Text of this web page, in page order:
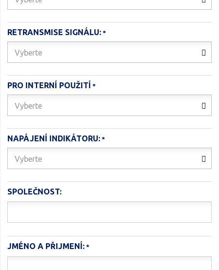
RETRANSMISE SIGNÁLU:
Vyberte
PRO INTERNÍ POUŽITÍ
Vyberte
NAPÁJENÍ INDIKÁTORU:
Vyberte
SPOLEČNOST:
JMÉNO A PŘIJMENÍ: